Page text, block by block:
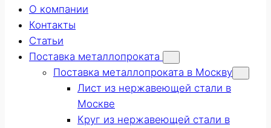
О компании
Контакты
Статьи
Поставка металлопроката
Поставка металлопроката в Москву
Лист из нержавеющей стали в
Москве
Круг из нержавеющей стали в